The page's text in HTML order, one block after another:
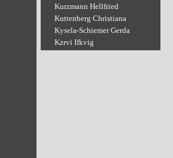
Kurzmann Hellfried
Kuttenberg Christiana
Kysela-Schiemer Gerda
Kzrvi Ifkvig